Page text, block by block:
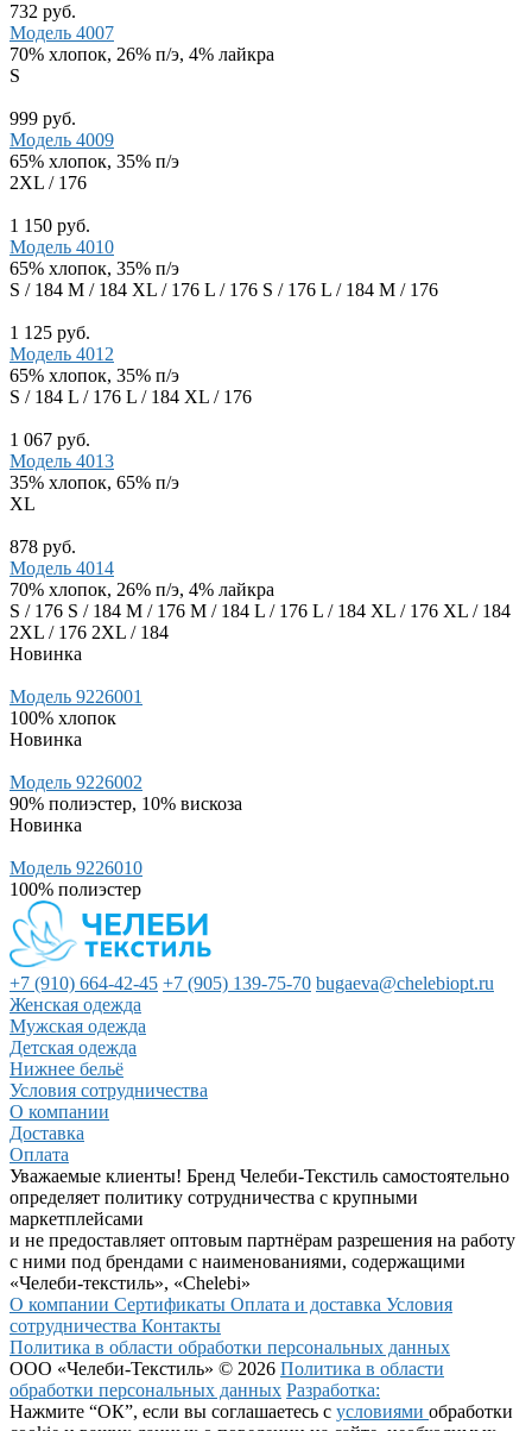
732 руб.
Модель 4007
70% хлопок, 26% п/э, 4% лайкра
S
999 руб.
Модель 4009
65% хлопок, 35% п/э
2XL / 176
1 150 руб.
Модель 4010
65% хлопок, 35% п/э
S / 184 M / 184 XL / 176 L / 176 S / 176 L / 184 M / 176
1 125 руб.
Модель 4012
65% хлопок, 35% п/э
S / 184 L / 176 L / 184 XL / 176
1 067 руб.
Модель 4013
35% хлопок, 65% п/э
XL
878 руб.
Модель 4014
70% хлопок, 26% п/э, 4% лайкра
S / 176 S / 184 M / 176 M / 184 L / 176 L / 184 XL / 176 XL / 184
2XL / 176 2XL / 184
Новинка
Модель 9226001
100% хлопок
Новинка
Модель 9226002
90% полиэстер, 10% вискоза
Новинка
Модель 9226010
100% полиэстер
+7 (910) 664-42-45 +7 (905) 139-75-70 bugaeva@chelebiopt.ru
Женская одежда
Мужская одежда
Детская одежда
Нижнее бельё
Условия сотрудничества
О компании
Доставка
Оплата
Уважаемые клиенты! Бренд Челеби-Текстиль самостоятельно
определяет политику сотрудничества с крупными
маркетплейсами
и не предоставляет оптовым партнёрам разрешения на работу
с ними под брендами с наименованиями, содержащими
«Челеби-текстиль», «Chelebi»
О компании Сертификаты Оплата и доставка Условия
сотрудничества Контакты
Политика в области обработки персональных данных
ООО «Челеби-Текстиль» © 2026 Политика в области
обработки персональных данных Разработка:
Нажмите “ОК”, если вы соглашаетесь с условиями обработки